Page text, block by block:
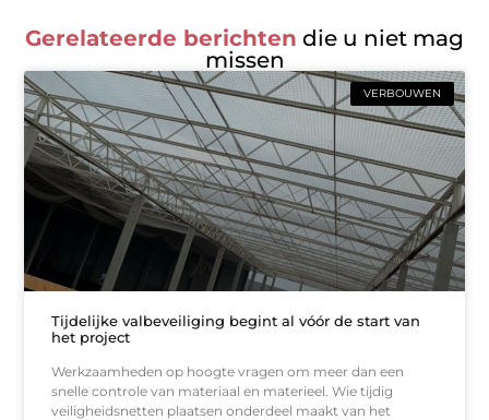
Gerelateerde berichten die u niet mag
missen
VERBOUWEN
Tijdelijke valbeveiliging begint al vóór de start van
het project
Werkzaamheden op hoogte vragen om meer dan een
snelle controle van materiaal en materieel. Wie tijdig
veiligheidsnetten plaatsen onderdeel maakt van het